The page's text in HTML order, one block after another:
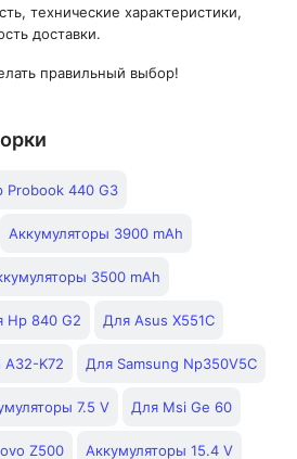
технические характеристики,
доставки.
правильный выбор!
Probook 440 G3
Аккумуляторы 3900 mAh
3500 mAh
Hp 840 G2 Для Asus X551C
A32-K72 Для Samsung Np350V5C
7.5 V Для Msi Ge 60
Z500 Аккумуляторы 15.4 V